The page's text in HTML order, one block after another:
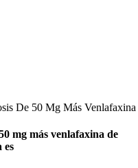
De 50 Mg Más
mg más venlafaxina de
es